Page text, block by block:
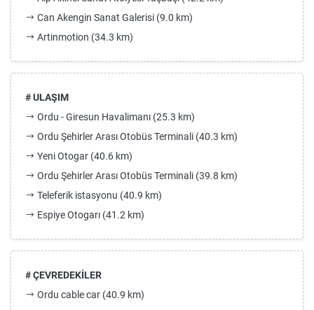
Can Akengin Sanat Galerisi (9.0 km)
Artinmotion (34.3 km)
# ULAŞIM
Ordu - Giresun Havalimanı (25.3 km)
Ordu Şehirler Arası Otobüs Terminali (40.3 km)
Yeni Otogar (40.6 km)
Ordu Şehirler Arası Otobüs Terminali (39.8 km)
Teleferik istasyonu (40.9 km)
Espiye Otogarı (41.2 km)
# ÇEVREDEKİLER
Ordu cable car (40.9 km)